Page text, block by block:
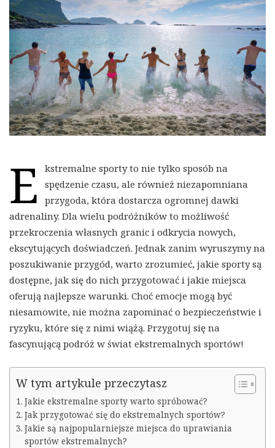
E
kstremalne sporty to nie tylko sposób na
spędzenie czasu, ale również niezapomniana
przygoda, która dostarcza ogromnej dawki
adrenaliny. Dla wielu podróżników to możliwość
przekroczenia własnych granic i odkrycia nowych,
ekscytujących doświadczeń. Jednak zanim wyruszymy na
poszukiwanie przygód, warto zrozumieć, jakie sporty są
dostępne, jak się do nich przygotować i jakie miejsca
oferują najlepsze warunki. Choć emocje mogą być
niesamowite, nie można zapominać o bezpieczeństwie i
ryzyku, które się z nimi wiążą. Przygotuj się na
fascynującą podróż w świat ekstremalnych sportów!
W tym artykule przeczytasz
Jakie ekstremalne sporty warto spróbować?
Jak przygotować się do ekstremalnych sportów?
Jakie są najpopularniejsze miejsca do uprawiania
sportów ekstremalnych?